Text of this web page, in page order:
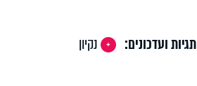
תגיות ועדכונים: נקיון